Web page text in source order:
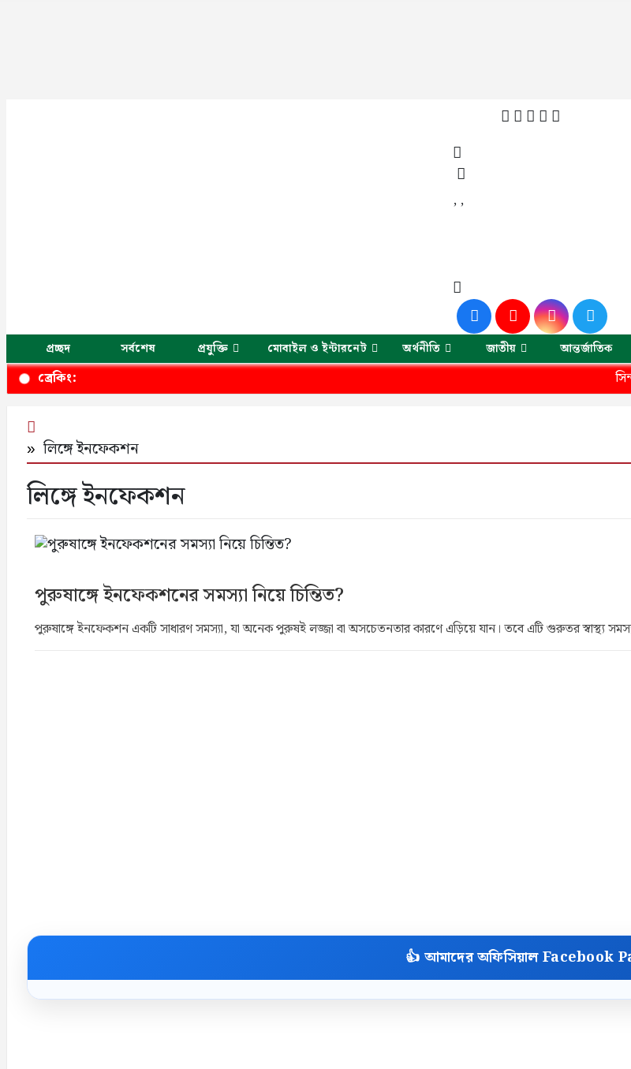
, ,
প্রচ্ছদ সর্বশেষ প্রযুক্তি মোবাইল ও ইন্টারনেট অর্থনীতি জাতীয় আন্তর্জাতিক
ব্রেকিং:
লিঙ্গে ইনফেকশন
লিঙ্গে ইনফেকশন
পুরুষাঙ্গে ইনফেকশনের সমস্যা নিয়ে চিন্তিত?
পুরুষাঙ্গে ইনফেকশন একটি সাধারণ সমস্যা, যা অনেক পুরুষই লজ্জা বা অসচেতনতার কারণে এড়িয়ে যান। তবে এটি গুরুতর স্বাস্থ্য
👍 আমাদের অফিসিয়াল Facebook